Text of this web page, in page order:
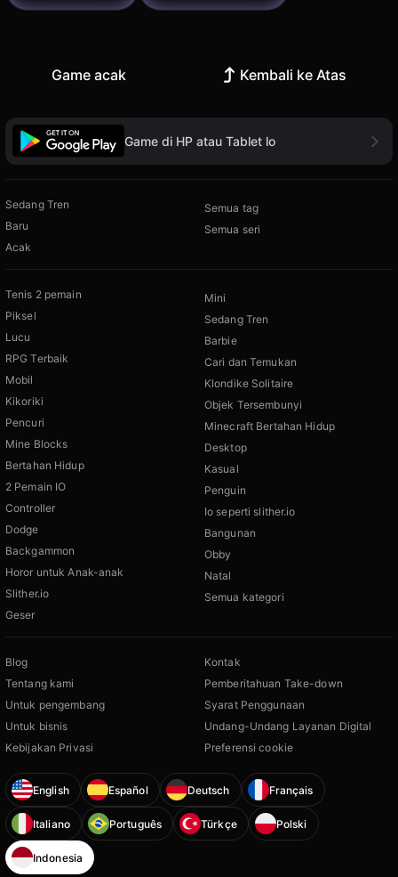
Game acak Kembali ke Atas
Game di HP atau Tablet lo
Sedang Tren
Baru
Acak
Semua tag
Semua seri
Tenis 2 pemain
Piksel
Lucu
RPG Terbaik
Mobil
Kikoriki
Pencuri
Mine Blocks
Bertahan Hidup
2 Pemain IO
Controller
Dodge
Backgammon
Horor untuk Anak-anak
Slither.io
Geser
Mini
Sedang Tren
Barbie
Cari dan Temukan
Klondike Solitaire
Objek Tersembunyi
Minecraft Bertahan Hidup
Desktop
Kasual
Penguin
Io seperti slither.io
Bangunan
Obby
Natal
Semua kategori
Blog
Tentang kami
Untuk pengembang
Untuk bisnis
Kebijakan Privasi
Kontak
Pemberitahuan Take-down
Syarat Penggunaan
Undang-Undang Layanan Digital
Preferensi cookie
English Español Deutsch Français
Italiano Português Türkçe Polski
Indonesia